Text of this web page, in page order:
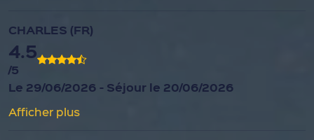
CHARLES (FR)
4.5
/5
Le 29/06/2026 - Séjour le 20/06/2026
Afficher plus